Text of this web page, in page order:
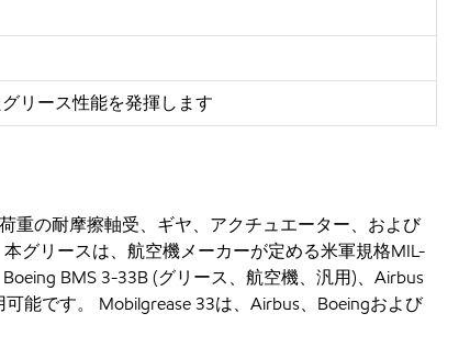
リース性能を発揮します
重の耐摩擦軸受、ギヤ、アクチュエーター、および
グリースは、航空機メーカーが定める米軍規格MIL-
BMS 3-33B (グリース、航空機、汎用)、Airbus
能です。 Mobilgrease 33は、Airbus、Boeingおよび